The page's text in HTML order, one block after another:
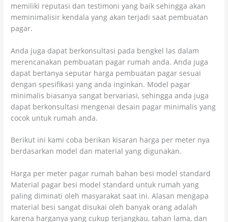
memiliki reputasi dan testimoni yang baik sehingga akan
meminimalisir kendala yang akan terjadi saat pembuatan
pagar.
Anda juga dapat berkonsultasi pada bengkel las dalam
merencanakan pembuatan pagar rumah anda. Anda juga
dapat bertanya seputar harga pembuatan pagar sesuai
dengan spesifikasi yang anda inginkan. Model pagar
minimalis biasanya sangat bervariasi, sehingga anda juga
dapat berkonsultasi mengenai desain pagar minimalis yang
cocok untuk rumah anda.
Berikut ini kami coba berikan kisaran harga per meter nya
berdasarkan model dan material yang digunakan.
Harga per meter pagar rumah bahan besi model standard
Material pagar besi model standard untuk rumah yang
paling diminati oleh masyarakat saat ini. Alasan mengapa
material besi sangat disukai oleh banyak orang adalah
karena harganya yang cukup terjangkau, tahan lama, dan